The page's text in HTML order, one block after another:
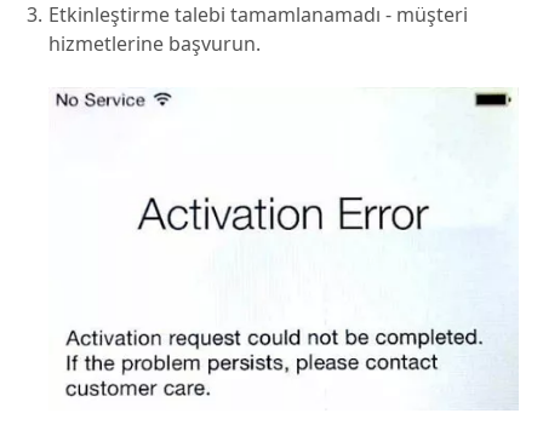
Etkinleştirme talebi tamamlanamadı - müşteri
hizmetlerine başvurun.